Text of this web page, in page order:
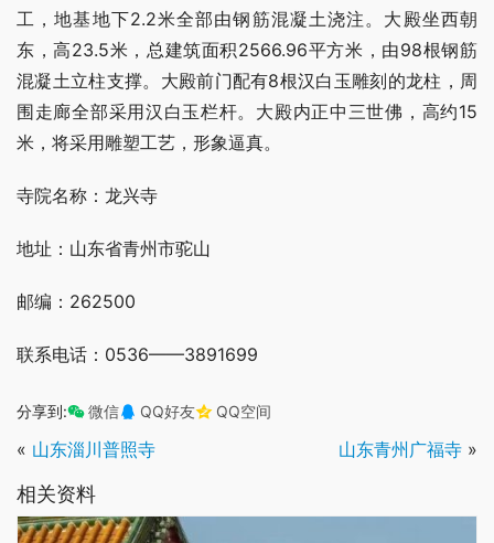
工，地基地下2.2米全部由钢筋混凝土浇注。大殿坐西朝
东，高23.5米，总建筑面积2566.96平方米，由98根钢筋
混凝土立柱支撑。大殿前门配有8根汉白玉雕刻的龙柱，周
围走廊全部采用汉白玉栏杆。大殿内正中三世佛，高约15
米，将采用雕塑工艺，形象逼真。
寺院名称：龙兴寺
地址：山东省青州市驼山
邮编：262500
联系电话：0536——3891699
分享到: 微信 QQ好友 QQ空间
« 山东淄川普照寺 山东青州广福寺 »
相关资料